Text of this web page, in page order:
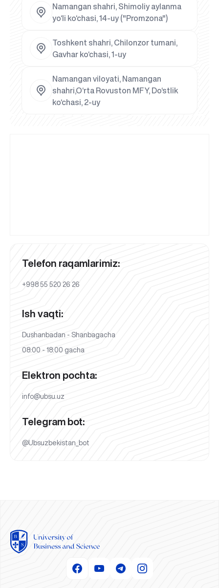
Namangan shahri, Shimoliy aylanma
yo‘li ko‘chasi, 14-uy ("Promzona")
Toshkent shahri, Chilonzor tumani,
Gavhar ko‘chasi, 1-uy
Namangan viloyati, Namangan
shahri,O‘rta Rovuston MFY, Do‘stlik
ko‘chasi, 2-uy
Telefon raqamlarimiz:
+998 55 520 26 26
Ish vaqti:
Dushanbadan - Shanbagacha
08:00 - 18:00 gacha
Elektron pochta:
info@ubsu.uz
Telegram bot:
@Ubsuzbekistan_bot